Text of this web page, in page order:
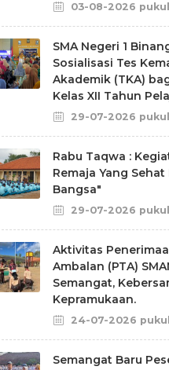
03-08-2026 pukul
SMA Negeri 1
Sosialisasi Tes
Akademik (TKA)
Kelas XII Tahun
29-07-2026 pukul
Rabu Taqwa :
Remaja Yang
Bangsa"
29-07-2026
Aktivitas
Ambalan (PTA)
Semangat,
Kepramukaan.
24-07-2026
Semangat Baru